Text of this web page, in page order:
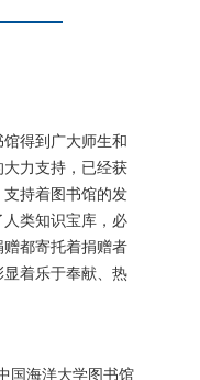
得到广大师生和
力支持，已经获
持着图书馆的发
类知识宝库，必
都寄托着捐赠者
着乐于奉献、热
国海洋大学图书馆